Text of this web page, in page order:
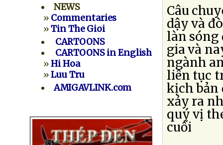
NEWS
» Commentaries
»Tin The Gioi
CARTOONS
CARTOONS in English
»Hi Hoa
»Luu Tru
AMIGAVLINK.com
Câu
dậy và
làn sóng
gia và
ngành
liên tục
kịch bản
xảy ra
quý vị
cuối